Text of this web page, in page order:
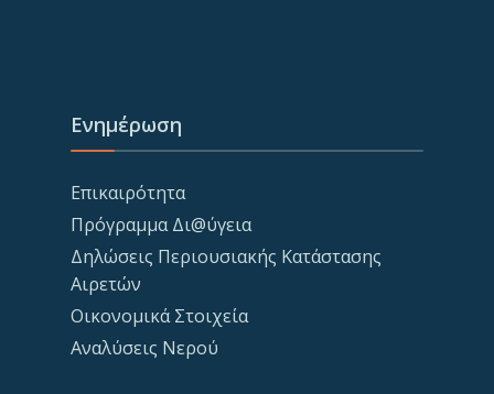
Ενημέρωση
Επικαιρότητα
Πρόγραμμα Δι@ύγεια
Δηλώσεις Περιουσιακής Κατάστασης
Αιρετών
Οικονομικά Στοιχεία
Αναλύσεις Νερού